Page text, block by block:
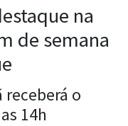
na
de semana
receberá o
14h